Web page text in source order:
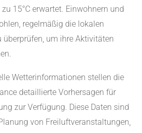
15°C erwartet. Einwohnern und
regelmäßig die lokalen
überprüfen, um ihre Aktivitäten
Wetterinformationen stellen die
detaillierte Vorhersagen für
zur Verfügung. Diese Daten sind
von Freiluftveranstaltungen,